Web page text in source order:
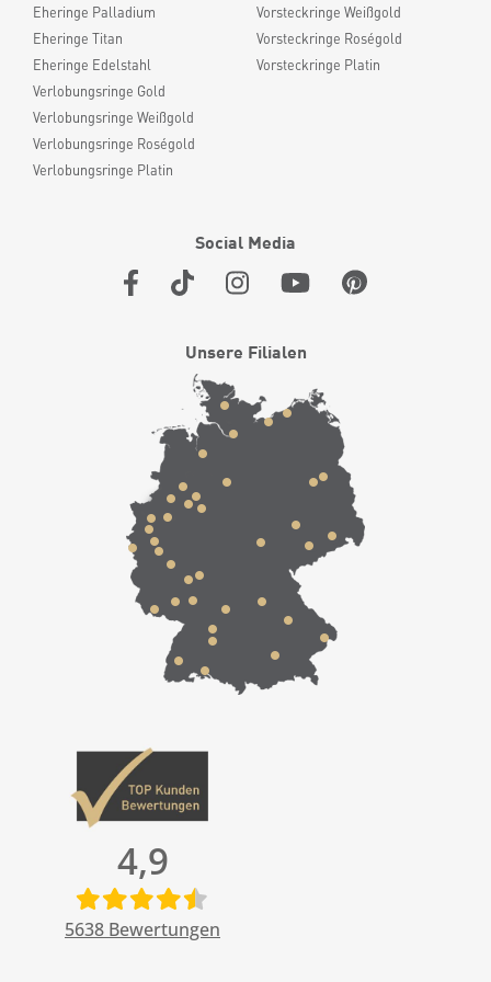
Eheringe Palladium
Eheringe Titan
Eheringe Edelstahl
Verlobungsringe Gold
Verlobungsringe Weißgold
Verlobungsringe Roségold
Verlobungsringe Platin
Vorsteckringe Weißgold
Vorsteckringe Roségold
Vorsteckringe Platin
Social Media
Unsere Filialen
4,9
5638 Bewertungen